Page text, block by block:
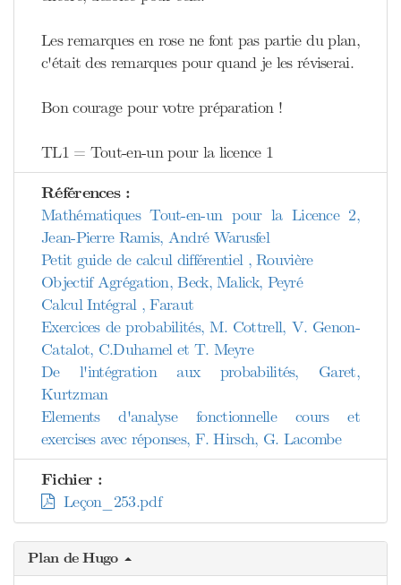
Les remarques en rose ne font pas partie du plan,
c'était des remarques pour quand je les réviserai.
Bon courage pour votre préparation !
TL1 = Tout-en-un pour la licence 1
Références :
Mathématiques Tout-en-un pour la Licence 2,
Jean-Pierre Ramis, André Warusfel
Petit guide de calcul différentiel , Rouvière
Objectif Agrégation, Beck, Malick, Peyré
Calcul Intégral , Faraut
Exercices de probabilités, M. Cottrell, V. Genon-
Catalot, C.Duhamel et T. Meyre
De l'intégration aux probabilités, Garet,
Kurtzman
Elements d'analyse fonctionnelle cours et
exercises avec réponses, F. Hirsch, G. Lacombe
Fichier :
Leçon_253.pdf
Plan de Hugo